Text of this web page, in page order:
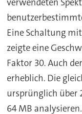
Eine Schaltung
zeigte eine
Faktor 30. Auch
erheblich. Die
ursprünglich über
64 MB